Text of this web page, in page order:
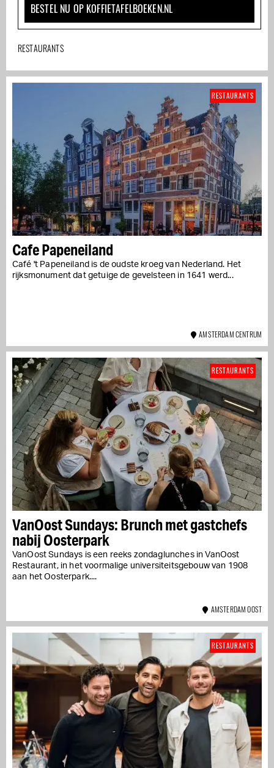
BESTEL NU OP KOFFIETAFELBOEKEN.NL
RESTAURANTS
Cafe Papeneiland
Café 't Papeneiland is de oudste kroeg van Nederland. Het
rijksmonument dat getuige de gevelsteen in 1641 werd...
RESTAURANTS
AMSTERDAM CENTRUM
VanOost Sundays: Brunch met gastchefs
nabij Oosterpark
VanOost Sundays is een reeks zondaglunches in VanOost
Restaurant, in het voormalige universiteitsgebouw van 1908
aan het Oosterpark....
RESTAURANTS
AMSTERDAM OOST
RESTAURANTS